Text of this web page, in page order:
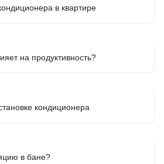
в квартире
на продуктивность?
кондиционера
в бане?